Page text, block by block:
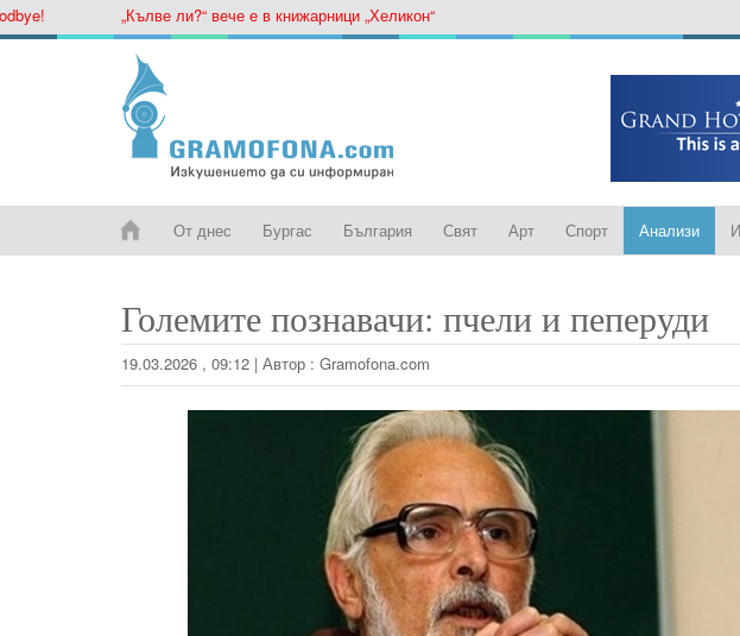
„Кълве ли?“ вече е в книжарници „Хеликон“
От днес Бургас България Свят Арт Спорт Анализи
Големите познавачи: пчели и пеперуди
19.03.2026 , 09:12 | Автор : Gramofona.com